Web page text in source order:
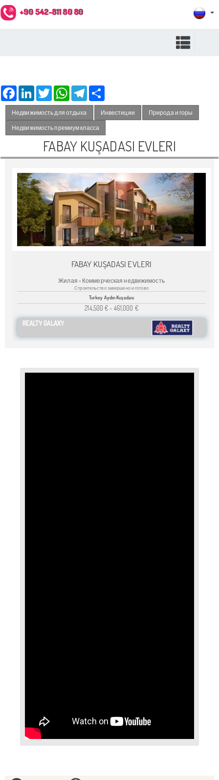
+90 542-811 80 80
Facebook LinkedIn Twitter WhatsApp Telegram
Недвижимость для отдыха Инвестиции Природа и горы
Недвижимость премиум класса
FABAY KUŞADASI EVLERI
FABAY KUŞADASI EVLERI
Жилая + Коммерческая недвижимость
Строительство завершено и готово
Turkey Aydın Kuşadası
214,500 € - 461,000 €
REALTY GALAXY